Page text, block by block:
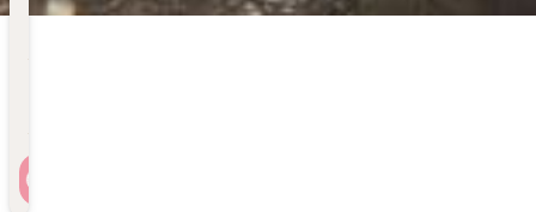
Hoelang